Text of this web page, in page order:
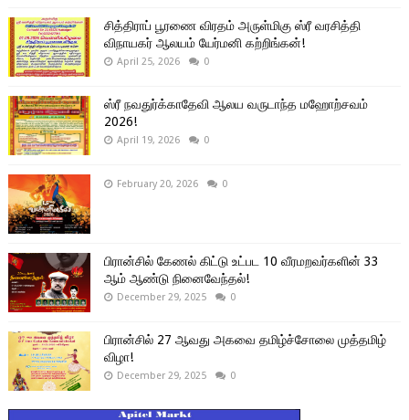
சித்திராப் பூரணை விரதம் அருள்மிகு ஸ்ரீ வரசித்தி
விநாயகர் ஆலயம் யேர்மனி கற்றிங்கன்!
April 25, 2026 0
ஸ்ரீ நவதுர்க்காதேவி ஆலய வருடாந்த மஹோற்சவம்
2026!
April 19, 2026 0
February 20, 2026 0
பிரான்சில் கேணல் கிட்டு உட்பட 10 வீரமறவர்களின் 33
ஆம் ஆண்டு நினைவேந்தல்!
December 29, 2025 0
பிரான்சில் 27 ஆவது அகவை தமிழ்ச்சோலை முத்தமிழ்
விழா!
December 29, 2025 0